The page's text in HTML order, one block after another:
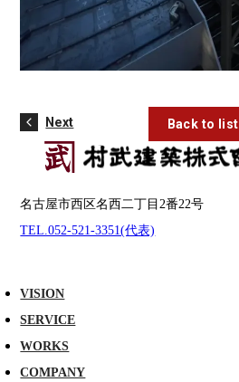
Next Back to list
名古屋市西区名西二丁目2番22号
TEL.052-521-3351(代表)
VISION
SERVICE
WORKS
COMPANY